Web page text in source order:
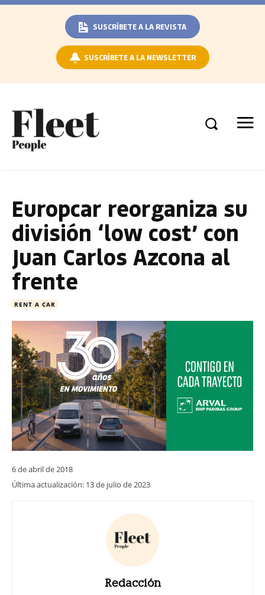
SUSCRÍBETE A LA REVISTA
SUSCRÍBETE A LA NEWSLETTER
Europcar reorganiza su
división ‘low cost’ con
Juan Carlos Azcona al
frente
RENT A CAR
6 de abril de 2018
Última actualización: 13 de julio de 2023
Redacción